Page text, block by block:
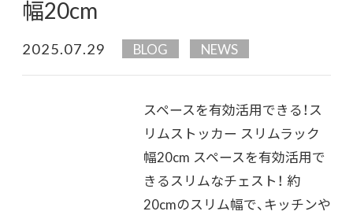
幅20cm
2025.07.29 BLOG NEWS
スペースを有効活用できる！ス
リムストッカー スリムラック
幅20cm スペースを有効活用で
きるスリムなチェスト！ 約
20cmのスリム幅で、キッチンや